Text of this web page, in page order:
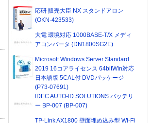
応研 販売大臣 NX スタンドアロン
(OKN-423533)
大電 環境対応 1000BASE-T/X メディ
アコンバータ (DN1800SG2E)
Microsoft Windows Server Standard
2019 16コアライセンス 64bitWin対応
日本語版 5CAL付 DVDパッケージ
(P73-07691)
IDEC AUTO-ID SOLUTIONS バッテリ
ー BP-007 (BP-007)
TP-Link AX1800 壁面埋め込み型 Wi-Fi